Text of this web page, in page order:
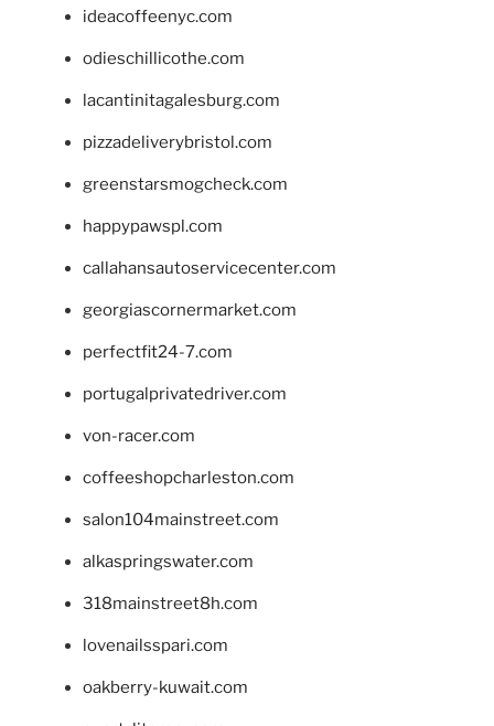
ideacoffeenyc.com
odieschillicothe.com
lacantinitagalesburg.com
pizzadeliverybristol.com
greenstarsmogcheck.com
happypawspl.com
callahansautoservicecenter.com
georgiascornermarket.com
perfectfit24-7.com
portugalprivatedriver.com
von-racer.com
coffeeshopcharleston.com
salon104mainstreet.com
alkaspringswater.com
318mainstreet8h.com
lovenailsspari.com
oakberry-kuwait.com